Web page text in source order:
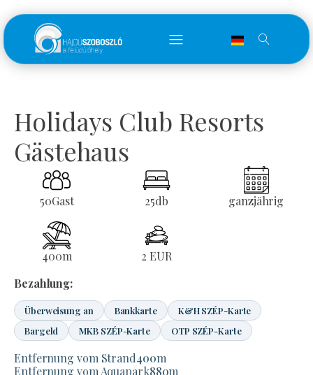
Holidays Club Resorts
Gästehaus
50Gast 25db ganzjährig
400m
2 EUR
Bezahlung:
Überweisung an Bankkarte
K&H SZÉP-Karte
Bargeld
MKB SZÉP-Karte OTP SZÉP-Karte
Entfernung vom Strand400m
Entfernung vom Aquapark880m